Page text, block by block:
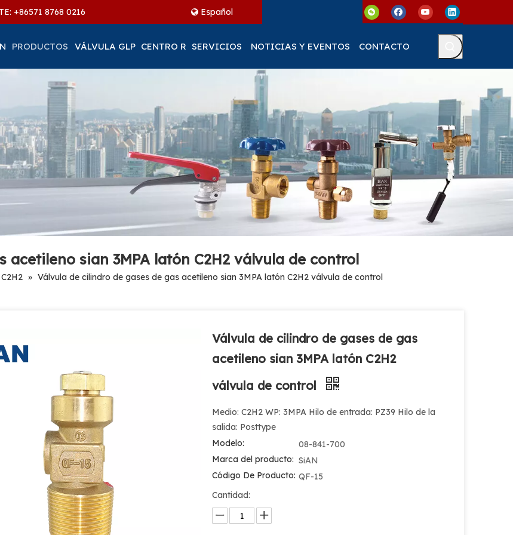
+86571 8768 0216 Español
PRODUCTOS VÁLVULA GLP CENTRO R SERVICIOS NOTICIAS Y EVENTOS CONTACTO
sian 3MPA latón C2H2 válvula de control
» Válvula de cilindro de gases de gas acetileno sian 3MPA latón C2H2 válvula de control
Válvula de cilindro de gases de gas
acetileno sian 3MPA latón C2H2
válvula de control
Medio: C2H2 WP: 3MPA Hilo de entrada: PZ39 Hilo de la
salida: Posttype
Modelo:
08-841-700
Marca del producto: SiAN
Código De Producto: QF-15
Cantidad: